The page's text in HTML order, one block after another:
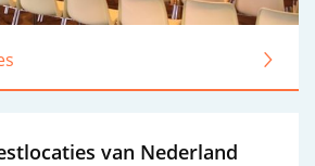
van Nederland